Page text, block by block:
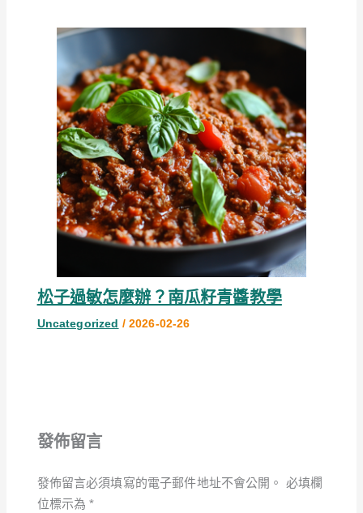
松子過敏怎麼辦？南瓜籽青醬教學
Uncategorized / 2026-02-26
發佈留言
發佈留言必須填寫的電子郵件地址不會公開。 必填欄
位標示為*